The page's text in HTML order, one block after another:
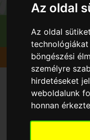
Az oldal
Az oldal
böngészési
személyre
hirdetéseket
weboldalunk
honnan
Főoldal
A
A
lelőhelyeket, ahol